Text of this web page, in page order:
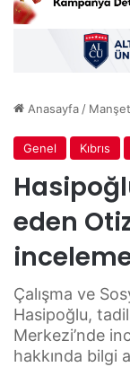
Anasayfa/ Manşet
Genel Kıbrıs
eden
Çalışma ve
Hasipoğlu,
Merkezi’nde
hakkında bilgi